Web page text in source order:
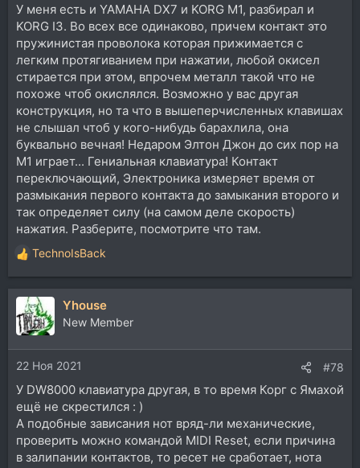
У меня есть и YAMAHA DX7 и KORG M1, разбирал и
KORG I3. Во всех все одинаково, причем контакт это
пружинистая проволока которая прижимается с
легким протягиванием при нажатии, любой окисел
стирается при этом, впрочем металл такой что не
похоже чтоб окислялся. Возможно у вас другая
конструкция, но та что в вышеперчисленных клавишах
не слышал чтоб у кого-нибудь барахлила, она
буквально вечная! Недаром Элтон Джон до сих пор на
М1 играет... Гениальная клавиатура! Контакт
переключающий, Электроника измеряет время от
размыкания первого контакта до замыкания второго и
так определяет силу (на самом деле скорость)
нажатия. Разберите, посмотрите что там.
Р
е
а
ц
и
и
:
TechnoIsBack
Yhouse
New Member
22 Ноя 2021 #78
У DW8000 клавиатура другая, в то время Корг с Ямахой
ещё не скрестился : )
А подобные зависания нот вряд-ли механические,
проверить можно командой MIDI Reset, если причина
в залипании контактов, то ресет не сработает, нота